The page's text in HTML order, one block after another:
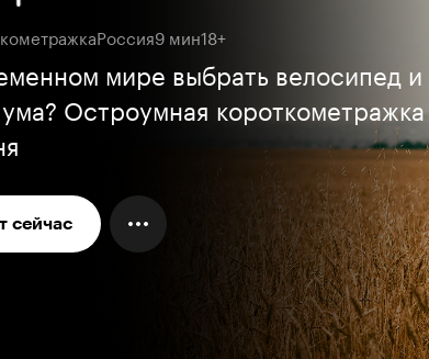
Россия9 мин18+
мире выбрать велосипед и
Остроумная короткометражка
сейчас